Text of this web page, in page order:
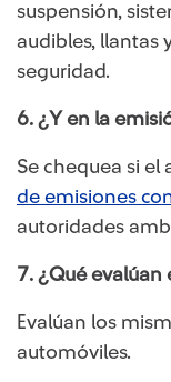
suspensión,
audibles, llantas
seguridad.
6. ¿Y en la
Se chequea si
de emisiones
autoridades
7. ¿Qué evalúan
Evalúan los
automóviles.